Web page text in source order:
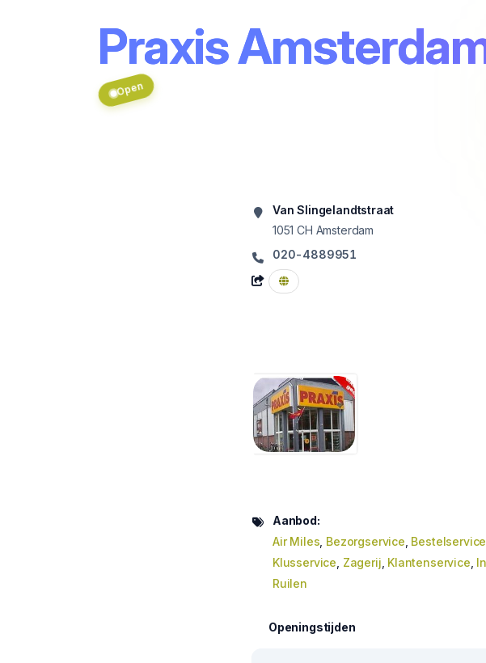
Praxis
Open
Van Slingelandtstraat
1051 CH Amsterdam
020-4889951
Aanbod:
Air Miles Bezorgservice Bestelservice
Klusservice Zagerij Klantenservice
Ruilen
Openingstijden